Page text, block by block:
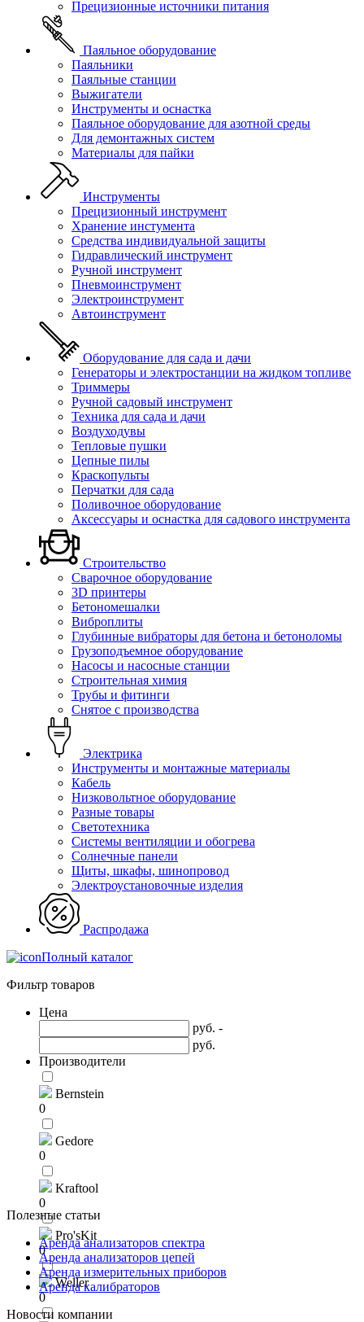
Прецизионные источники питания
Паяльное оборудование
Паяльники
Паяльные станции
Выжигатели
Инструменты и оснастка
Паяльное оборудование для азотной среды
Для демонтажных систем
Материалы для пайки
Инструменты
Прецизионный инструмент
Хранение инстумента
Средства индивидуальной защиты
Гидравлический инструмент
Ручной инструмент
Пневмоинструмент
Электроинструмент
Автоинструмент
Оборудование для сада и дачи
Генераторы и электростанции на жидком топливе
Триммеры
Ручной садовый инструмент
Техника для сада и дачи
Воздуходувы
Тепловые пушки
Цепные пилы
Краскопульты
Перчатки для сада
Поливочное оборудование
Аксессуары и оснастка для садового инструмента
Строительство
Сварочное оборудование
3D принтеры
Бетономешалки
Виброплиты
Глубинные вибраторы для бетона и бетоноломы
Грузоподъемное оборудование
Насосы и насосные станции
Строительная химия
Трубы и фитинги
Снятое с производства
Электрика
Инструменты и монтажные материалы
Кабель
Низковольтное оборудование
Разные товары
Светотехника
Системы вентиляции и обогрева
Солнечные панели
Щиты, шкафы, шинопровод
Электроустановочные изделия
Распродажа
Полный каталог
Фильтр товаров
Цена
руб. -
руб.
Производители
Bernstein
0
Gedore
0
Kraftool
0
Pro'sKit
0
Weller
0
Полезные статьи
Аренда анализаторов спектра
Аренда анализаторов цепей
Аренда измерительных приборов
Аренда калибраторов
Новости компании